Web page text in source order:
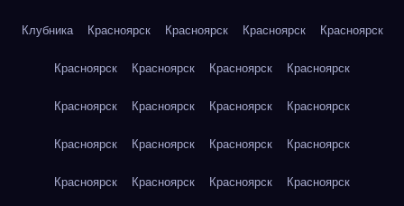
Клубника Красноярск Красноярск Красноярск Красноярск
Красноярск Красноярск Красноярск Красноярск
Красноярск Красноярск Красноярск Красноярск
Красноярск Красноярск Красноярск Красноярск
Красноярск Красноярск Красноярск Красноярск